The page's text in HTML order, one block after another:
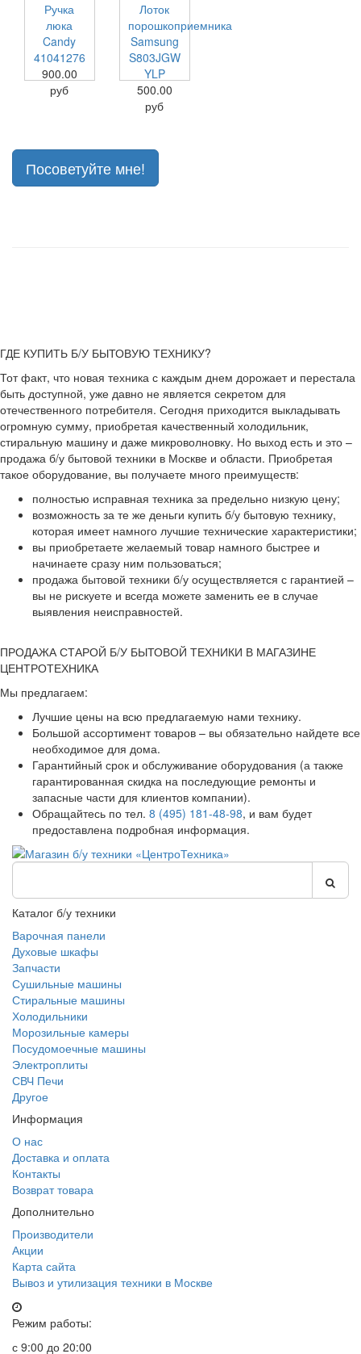
Ручка
люка
Candy
41041276
900.00
руб
Лоток
порошкоприемника
Samsung
S803JGW
YLP
500.00
руб
Посоветуйте мне!
ГДЕ КУПИТЬ Б/У БЫТОВУЮ ТЕХНИКУ?
Тот факт, что новая техника с каждым днем дорожает и перестала
быть доступной, уже давно не является секретом для
отечественного потребителя. Сегодня приходится выкладывать
огромную сумму, приобретая качественный холодильник,
стиральную машину и даже микроволновку. Но выход есть и это –
продажа б/у бытовой техники в Москве и области. Приобретая
такое оборудование, вы получаете много преимуществ:
полностью исправная техника за предельно низкую цену;
возможность за те же деньги купить б/у бытовую технику,
которая имеет намного лучшие технические характеристики;
вы приобретаете желаемый товар намного быстрее и
начинаете сразу ним пользоваться;
продажа бытовой техники б/у осуществляется с гарантией –
вы не рискуете и всегда можете заменить ее в случае
выявления неисправностей.
ПРОДАЖА СТАРОЙ Б/У БЫТОВОЙ ТЕХНИКИ В МАГАЗИНЕ
ЦЕНТРОТЕХНИКА
Мы предлагаем:
Лучшие цены на всю предлагаемую нами технику.
Большой ассортимент товаров – вы обязательно найдете все
необходимое для дома.
Гарантийный срок и обслуживание оборудования (а также
гарантированная скидка на последующие ремонты и
запасные части для клиентов компании).
Обращайтесь по тел. 8 (495) 181-48-98, и вам будет
предоставлена подробная информация.
Каталог б/у техники
Варочная панели
Духовые шкафы
Запчасти
Сушильные машины
Стиральные машины
Холодильники
Морозильные камеры
Посудомоечные машины
Электроплиты
СВЧ Печи
Другое
Информация
О нас
Доставка и оплата
Контакты
Возврат товара
Дополнительно
Производители
Акции
Карта сайта
Вывоз и утилизация техники в Москве
Режим работы:
с 9:00 до 20:00